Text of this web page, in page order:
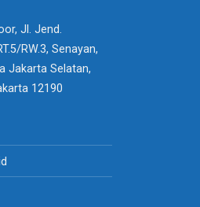
Jl. Jend.
RW.3, Senayan,
Jakarta Selatan,
12190